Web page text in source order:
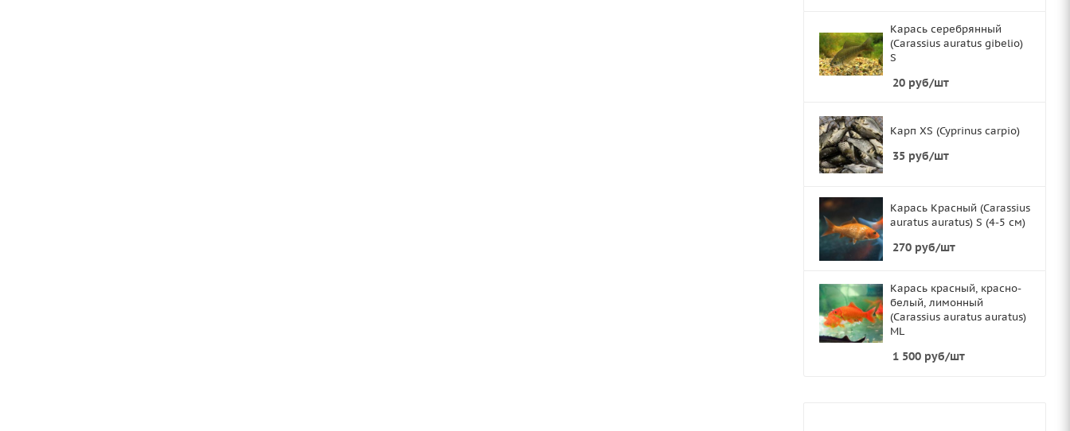
Карась серебрянный
(Carassius auratus gibelio)
S
20 руб/шт
Карп XS (Cyprinus carpio)
35 руб/шт
Карась Красный (Carassius
auratus auratus) S (4-5 см)
270 руб/шт
Карась красный, красно-
белый, лимонный
(Carassius auratus auratus)
ML
1 500 руб/шт